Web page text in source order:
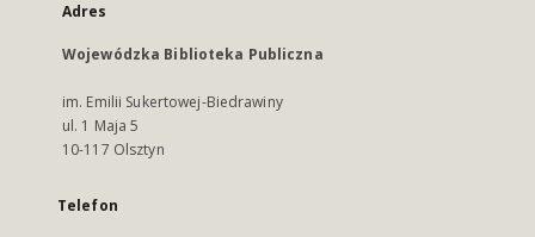
Adres
Wojewódzka Biblioteka Publiczna
im. Emilii Sukertowej-Biedrawiny
ul. 1 Maja 5
10-117 Olsztyn
Telefon